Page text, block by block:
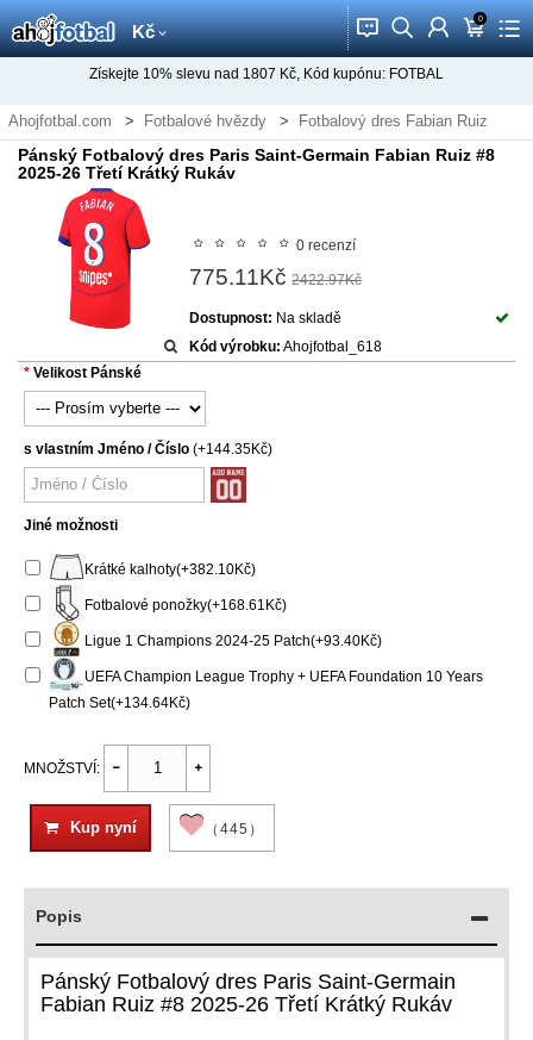
Kč 󰂱 󰂨 󰃳 0
󰃦 󰃖
Získejte 10% slevu nad 1807 Kč, Kód kupónu: FOTBAL
Ahojfotbal.com Fotbalové hvězdy Fotbalový dres Fabian Ruiz
Pánský Fotbalový dres Paris Saint-Germain Fabian Ruiz #8
2025-26 Třetí Krátký Rukáv
0 recenzí
775.11Kč 2422.97Kč
Dostupnost: Na skladě
Kód výrobku: Ahojfotbal_618
Velikost Pánské
s vlastním Jméno / Číslo (+144.35Kč)
Jiné možnosti
Krátké kalhoty(+382.10Kč)
Fotbalové ponožky(+168.61Kč)
Ligue 1 Champions 2024-25 Patch(+93.40Kč)
UEFA Champion League Trophy + UEFA Foundation 10 Years
Patch Set(+134.64Kč)
MNOŽSTVÍ:
Kup nyní （445）
Popis
Pánský Fotbalový dres Paris Saint-Germain
Fabian Ruiz #8 2025-26 Třetí Krátký Rukáv